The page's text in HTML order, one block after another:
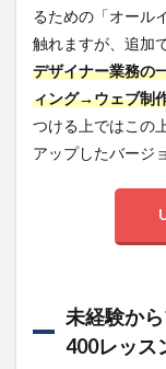
PhotoShop
を利用し
たWebデ
ザインの
コース
2.1
Learn
Photoshop,
Web Design
コース
基礎から
上級ま
るための「オール
触れますが、追加
デザイナー業務の
ィング→ウェブ制
つける上ではこの
アップしたバージ
未経験か
400レッス